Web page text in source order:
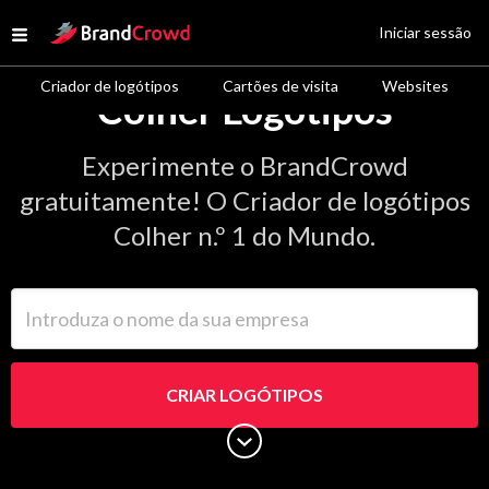
Open menu
Site Logo
Criador de logótipos Cartões de visita Websites
Iniciar sessão
Colher Logótipos
Experimente o BrandCrowd
gratuitamente! O Criador de logótipos
Colher n.º 1 do Mundo.
CRIAR LOGÓTIPOS